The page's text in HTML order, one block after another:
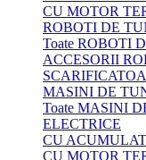
CU MOTOR
ROBOTI DE
Toate ROBOTI
ACCESORII
MASINI DE
Toate MASINI
ELECTRICE
CU
CU MOTOR